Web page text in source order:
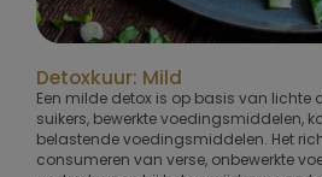
Detoxkuur: Mild
Een milde detox is op basis van
suikers, bewerkte voedingsmiddelen,
belastende voedingsmiddelen. Het
consumeren van verse, onbewerkte